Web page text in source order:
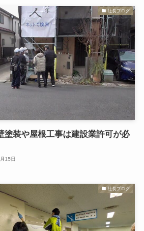
社長ブログ
塗装や屋根工事は建設業許可が必
15日
社長ブログ